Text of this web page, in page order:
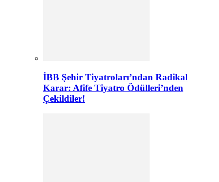
İBB Şehir Tiyatroları’ndan Radikal
Karar: Afife Tiyatro Ödülleri’nden
Çekildiler!